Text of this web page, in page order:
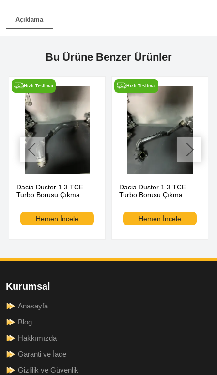
Açıklama
Bu Ürüne Benzer Ürünler
Hızlı Teslimat
Dacia Duster 1.3 TCE
Turbo Borusu Çıkma
Hemen İncele
Hızlı Teslimat
Dacia Duster 1.3 TCE
Turbo Borusu Çıkma
Hemen İncele
Kurumsal
Anasayfa
Blog
Hakkımızda
Garanti ve İade
Gizlilik ve Güvenlik